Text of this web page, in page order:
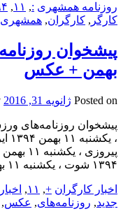
روزنامه همشهری :
, ۱۱,
کارگر , کارگران, همشهری
بهمن + عکس
Posted on ژانویه 31, 2016
۱۳۹۴ شوت ، یکشنبه‌ ۱۱ بهمن ۱۳۹۴…
اخبار کارگران +
, ۱۱, اخبار
جدید, روزنامه‌های, عکس,